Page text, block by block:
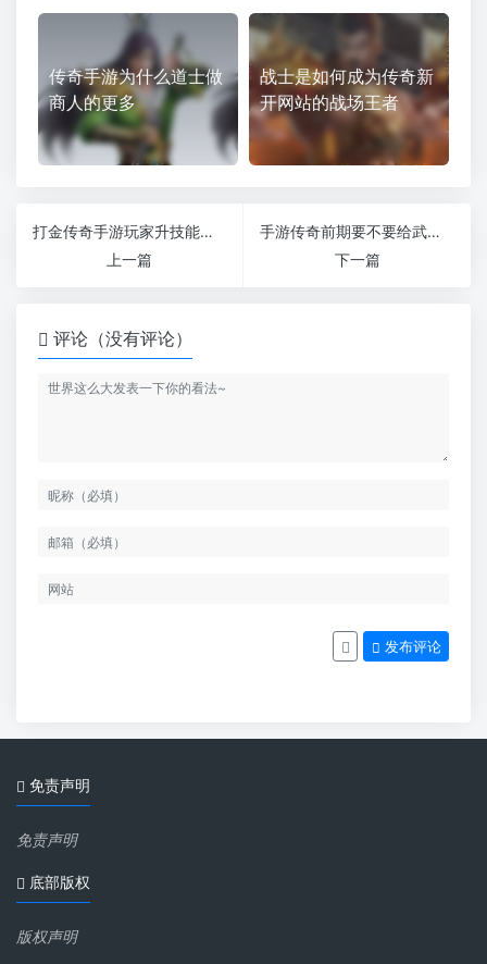
传奇手游为什么道士做
商人的更多
战士是如何成为传奇新
开网站的战场王者
打金传奇手游玩家升技能可以去练功房
上一篇
手游传奇前期要不要给武器强化
下一篇
评论（没有评论）
发布评论
免责声明
免责声明
底部版权
版权声明